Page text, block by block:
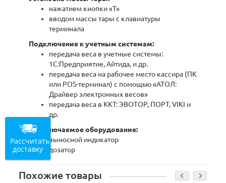
нажатием кнопки «T»
вводом массы тары с клавиатуры
терминала
Подключение к учетным системам:
передача веса в учетные системы:
1С:Предприятие, Айтида, и др.
передача веса на рабочее место кассира (ПК
или POS-терминал) с помощью «АТОЛ:
Драйвер электронных весов»
передача веса в ККТ: ЭВОТОР, ПОРТ, VIKI и
др.
Подключаемое оборудование:
выносной индикатор
дозатор
Похожие товары
Рассчитать
доставку